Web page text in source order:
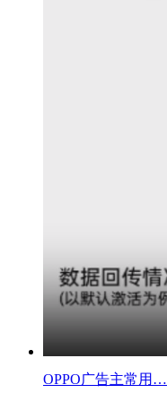
OPPO广告主常用…